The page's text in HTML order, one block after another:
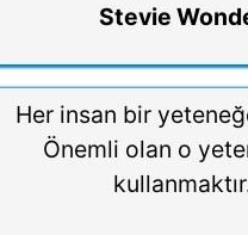
Stevie
Her insan bir
Önemli olan o